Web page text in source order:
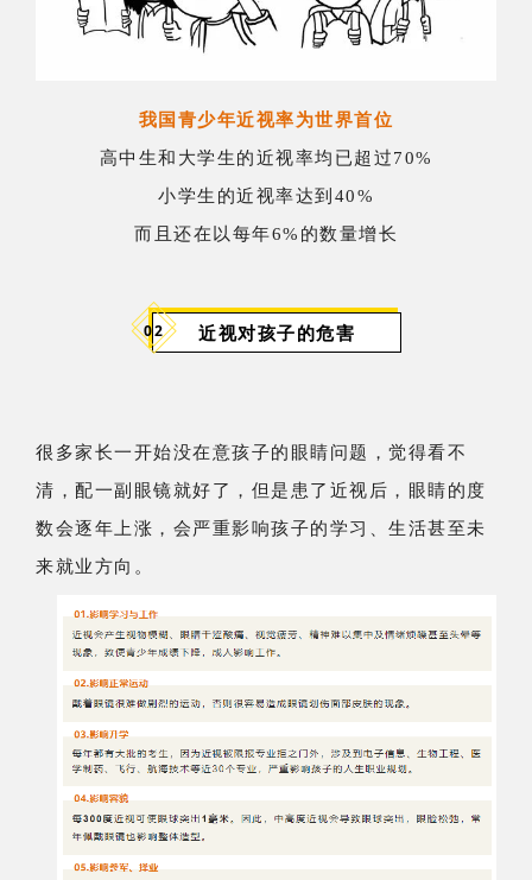
我国青少年近视率为世界首位
高中生和大学生的近视率均已超过70%
小学生的近视率达到40%
而且还在以每年6%的数量增长
02 近视对孩子的危害
很多家长一开始没在意孩子的眼睛问题，觉得看不
清，配一副眼镜就好了，但是患了近视后，眼睛的度
数会逐年上涨，会严重影响孩子的学习、生活甚至未
来就业方向。